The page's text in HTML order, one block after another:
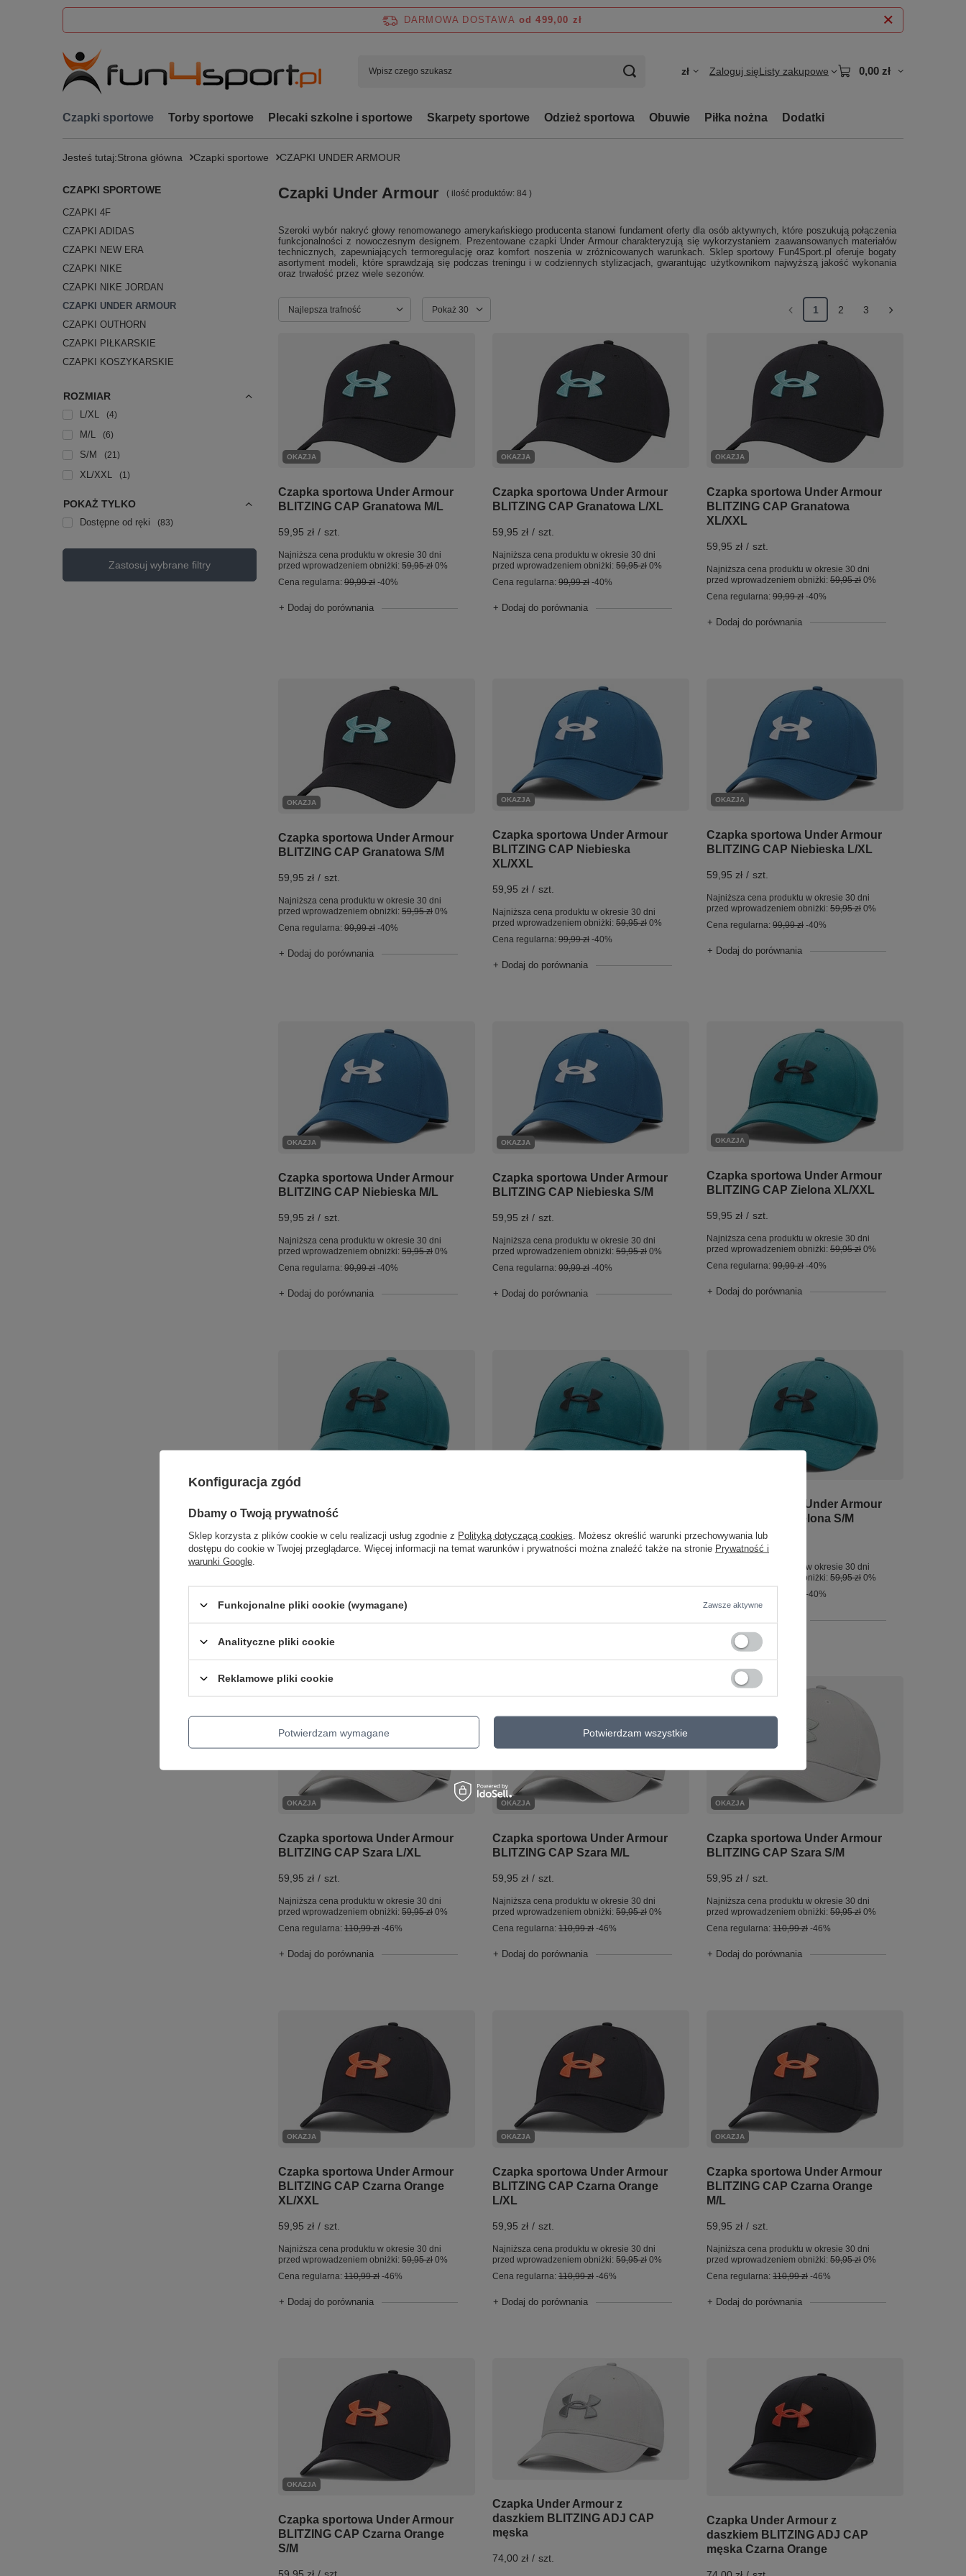
DARMOWA DOSTAWA od 499,00 zł
zł Zaloguj sięListy zakupowe 0,00 zł
Czapki sportowe Torby sportowe Plecaki szkolne i sportowe Skarpety sportowe Odzież sportowa Obuwie Piłka nożna Dodatki
Jesteś tutaj:Strona główna Czapki sportowe CZAPKI UNDER ARMOUR
CZAPKI SPORTOWE
CZAPKI 4F
CZAPKI ADIDAS
CZAPKI NEW ERA
CZAPKI NIKE
CZAPKI NIKE JORDAN
CZAPKI UNDER ARMOUR
CZAPKI OUTHORN
CZAPKI PIŁKARSKIE
CZAPKI KOSZYKARSKIE
ROZMIAR
L/XL 4
M/L 6
S/M 21
XL/XXL 1
POKAŻ TYLKO
Dostępne od ręki 83
Zastosuj wybrane filtry
Czapki Under Armour ( ilość produktów: 84 )
Szeroki wybór nakryć głowy renomowanego amerykańskiego producenta stanowi fundament oferty dla osób aktywnych, które poszukują połączenia
funkcjonalności z nowoczesnym designem. Prezentowane czapki Under Armour charakteryzują się wykorzystaniem zaawansowanych materiałów
technicznych, zapewniających termoregulację oraz komfort noszenia w zróżnicowanych warunkach. Sklep sportowy Fun4Sport.pl oferuje bogaty
asortyment modeli, które sprawdzają się podczas treningu i w codziennych stylizacjach, gwarantując użytkownikom najwyższą jakość wykonania
oraz trwałość przez wiele sezonów.
Zmień sortowanie
Najlepsza trafność Zmień ilość wyświetlanych produktów
Pokaż 30 1 2 3
OKAZJA
Czapka sportowa Under Armour
BLITZING CAP Granatowa M/L
59,95 zł / szt.
Najniższa cena produktu w okresie 30 dni
przed wprowadzeniem obniżki: 59,95 zł 0%
Cena regularna: 99,99 zł -40%
+ Dodaj do porównania
OKAZJA
Czapka sportowa Under Armour
BLITZING CAP Granatowa L/XL
59,95 zł / szt.
Najniższa cena produktu w okresie 30 dni
przed wprowadzeniem obniżki: 59,95 zł 0%
Cena regularna: 99,99 zł -40%
+ Dodaj do porównania
OKAZJA
Czapka sportowa Under Armour
BLITZING CAP Granatowa
XL/XXL
59,95 zł / szt.
Najniższa cena produktu w okresie 30 dni
przed wprowadzeniem obniżki: 59,95 zł 0%
Cena regularna: 99,99 zł -40%
+ Dodaj do porównania
OKAZJA
Czapka sportowa Under Armour
BLITZING CAP Granatowa S/M
59,95 zł / szt.
Najniższa cena produktu w okresie 30 dni
przed wprowadzeniem obniżki: 59,95 zł 0%
Cena regularna: 99,99 zł -40%
+ Dodaj do porównania
OKAZJA
Czapka sportowa Under Armour
BLITZING CAP Niebieska
XL/XXL
59,95 zł / szt.
Najniższa cena produktu w okresie 30 dni
przed wprowadzeniem obniżki: 59,95 zł 0%
Cena regularna: 99,99 zł -40%
+ Dodaj do porównania
OKAZJA
Czapka sportowa Under Armour
BLITZING CAP Niebieska L/XL
59,95 zł / szt.
Najniższa cena produktu w okresie 30 dni
przed wprowadzeniem obniżki: 59,95 zł 0%
Cena regularna: 99,99 zł -40%
+ Dodaj do porównania
OKAZJA
Czapka sportowa Under Armour
BLITZING CAP Niebieska M/L
59,95 zł / szt.
Najniższa cena produktu w okresie 30 dni
przed wprowadzeniem obniżki: 59,95 zł 0%
Cena regularna: 99,99 zł -40%
+ Dodaj do porównania
OKAZJA
Czapka sportowa Under Armour
BLITZING CAP Niebieska S/M
59,95 zł / szt.
Najniższa cena produktu w okresie 30 dni
przed wprowadzeniem obniżki: 59,95 zł 0%
Cena regularna: 99,99 zł -40%
+ Dodaj do porównania
OKAZJA
Czapka sportowa Under Armour
BLITZING CAP Zielona XL/XXL
59,95 zł / szt.
Najniższa cena produktu w okresie 30 dni
przed wprowadzeniem obniżki: 59,95 zł 0%
Cena regularna: 99,99 zł -40%
+ Dodaj do porównania
BLITZING CAP Zielona L/XL
59,95 zł szt. 59,95 zł / szt.
Czapka sportowa Under Armour
BLITZING CAP Zielona S/M
59,95 zł szt.
Najniższa cena produktu w okresie 30 dni
przed wprowadzeniem obniżki: 59,95 zł 0%
-40%
OKAZJA
Czapka sportowa Under Armour
BLITZING CAP Szara L/XL
59,95 zł / szt.
Najniższa cena produktu w okresie 30 dni
przed wprowadzeniem obniżki: 59,95 zł 0%
Cena regularna: 110,99 zł -46%
+ Dodaj do porównania
OKAZJA
Czapka sportowa Under Armour
BLITZING CAP Szara M/L
59,95 zł / szt.
Najniższa cena produktu w okresie 30 dni
przed wprowadzeniem obniżki: 59,95 zł 0%
Cena regularna: 110,99 zł -46%
+ Dodaj do porównania
OKAZJA
Czapka sportowa Under Armour
BLITZING CAP Szara S/M
59,95 zł / szt.
Najniższa cena produktu w okresie 30 dni
przed wprowadzeniem obniżki: 59,95 zł 0%
Cena regularna: 110,99 zł -46%
+ Dodaj do porównania
OKAZJA
Czapka sportowa Under Armour
BLITZING CAP Czarna Orange
XL/XXL
59,95 zł / szt.
Najniższa cena produktu w okresie 30 dni
przed wprowadzeniem obniżki: 59,95 zł 0%
Cena regularna: 110,99 zł -46%
+ Dodaj do porównania
OKAZJA
Czapka sportowa Under Armour
BLITZING CAP Czarna Orange
L/XL
59,95 zł / szt.
Najniższa cena produktu w okresie 30 dni
przed wprowadzeniem obniżki: 59,95 zł 0%
Cena regularna: 110,99 zł -46%
+ Dodaj do porównania
OKAZJA
Czapka sportowa Under Armour
BLITZING CAP Czarna Orange
M/L
59,95 zł / szt.
Najniższa cena produktu w okresie 30 dni
przed wprowadzeniem obniżki: 59,95 zł 0%
Cena regularna: 110,99 zł -46%
+ Dodaj do porównania
OKAZJA
Czapka sportowa Under Armour
BLITZING CAP Czarna Orange
S/M
Czapka Under Armour z
daszkiem BLITZING ADJ CAP
męska
74,00 zł / szt.
Czapka Under Armour z
daszkiem BLITZING ADJ CAP
męska Czarna Orange
Konfiguracja zgód
Dbamy o Twoją prywatność
Sklep korzysta z plików cookie w celu realizacji usług zgodnie z Polityką dotyczącą cookies . Możesz określić warunki przechowywania lub
dostępu do cookie w Twojej przeglądarce. Więcej informacji na temat warunków i prywatności można znaleźć także na stronie Prywatność i
warunki Google
Funkcjonalne pliki cookie (wymagane) Zawsze aktywne
Analityczne pliki cookie
Reklamowe pliki cookie
Potwierdzam wymagane Potwierdzam wszystkie